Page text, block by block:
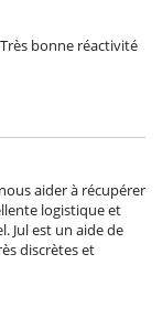
bonne réactivité
aider à récupérer
logistique et
Jul est un aide de
discrètes et